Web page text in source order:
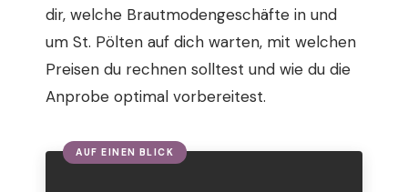
dir, welche Brautmodengeschäfte in und
um St. Pölten auf dich warten, mit welchen
Preisen du rechnen solltest und wie du die
Anprobe optimal vorbereitest.